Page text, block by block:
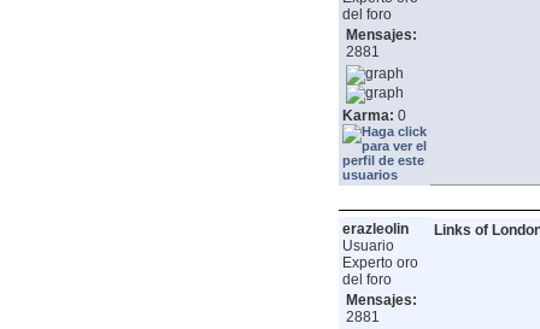
del foro
Mensajes:
2881
Karma: 0
erazleolin
Usuario
Experto oro
del foro
Mensajes:
2881
Links of